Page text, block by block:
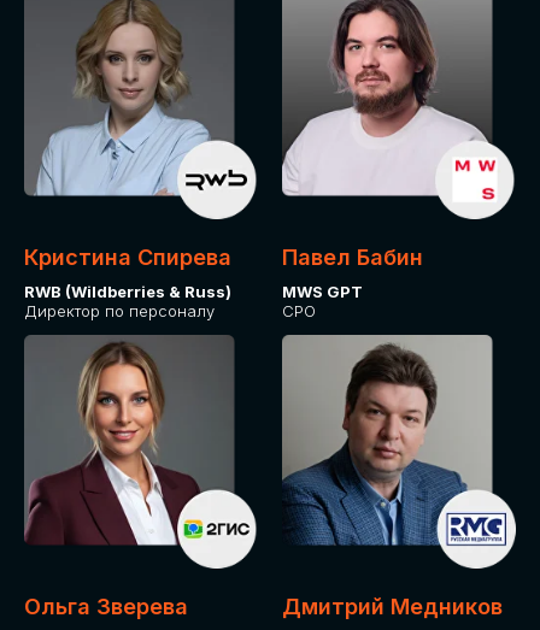
Кристина Спирева
RWB (Wildberries & Russ)
Директор по персоналу
Павел Бабин
MWS GPT
CPO
Ольга Зверева Дмитрий Медников